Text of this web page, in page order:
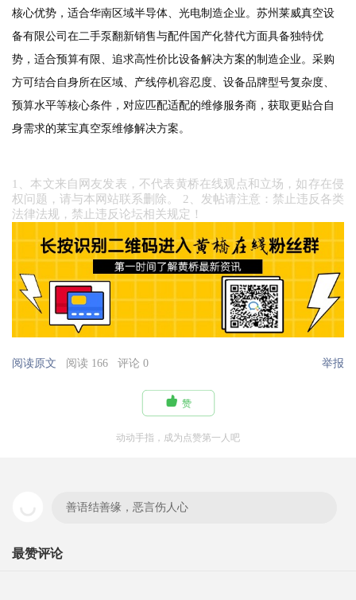
核心优势，适合华南区域半导体、光电制造企业。苏州莱威真空设
备有限公司在二手泵翻新销售与配件国产化替代方面具备独特优
势，适合预算有限、追求高性价比设备解决方案的制造企业。采购
方可结合自身所在区域、产线停机容忍度、设备品牌型号复杂度、
预算水平等核心条件，对应匹配适配的维修服务商，获取更贴合自
身需求的莱宝真空泵维修解决方案。
1、本文来自网友发表，不代表黄桥在线观点和立场，如存在侵
权问题，请与本网站联系删除。 2、发帖请注意：禁止违反各类
法律法规，禁止违反论坛相关规定！
阅读原文 阅读 166 评论 0 举报
 赞
动动手指，成为点赞第一人吧
善语结善缘，恶言伤人心
最赞评论